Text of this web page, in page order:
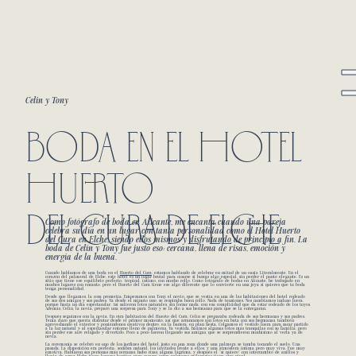
Celin y Tony
BODA EN EL HOTEL
HUERTO
DEL CURA DE ELCHE
Como fotógrafo de boda en Alicante, me encanta cuando una pareja
celebra su día en un lugar con tanta personalidad como el Hotel Huerto
del Cura en Elche, siendo ellos mismos y disfrutando de principio a fin. La
boda de Celín y Tony fue justo eso: cercana, llena de risas, emoción y
energía de la buena.
Cuando hablamos de una boda en el Huerto del Cura, estamos hablando de celebrar en mitad de un oasis. Literalmente. En el
corazón del palmeral de Elche, este hotel es un lugar brutal para casarse si buscas algo especial, sin perder el punto elegante. Es un
sitio que tiene ese equilibrio perfecto: tropical, íntimo, con mucho rollo. Como fotógrafo de bodas en Alicante, he trabajado en
muchos lugares con encanto, pero el Huerto del Cura tiene ese algo diferente que lo convierte en una joya si quieres que tu boda
tenga personalidad.
Desde que llegamos, la cosa prometía. Empezamos con Tony, el novio, que se vestía en una de las habitaciones del hotel rodeado
de sus dos amigos y sus padres. Ya desde el minuto uno, se respiraba buen rollo. Nada de tensiones. Nos cambiamos incluso fuera,
porque hacía un día espectacular. Así salieron fotos naturales, sin forzar nada, con esa complicidad que da estar rodeado de los tuyos.
Además, Celin, la novia, preparó una sorpresa para Tony y se la dio a sus hermanas para que se la entregaran.
Después seguimos con la novia. En otra habitación del Huerto del Cura, Celin se preparaba rodeada de sus hermanas y sus padres.
Tenía claro que quería disfrutar desde el primer momento, así que arrancamos con fotos en bata con sus hermanas, también
aprovechando el exterior y poniéndonos creativos dentro, en la bañera, en plan fiesta. Colgamos el vestido fuera para sacar partido
a la luz natural y al espectacular entorno lleno de palmeras. Ya vestida, hicimos algunas fotos más tranquilas con su familia, pero
sin perder ese aire relajado y divertido. Poco a poco fueron llegando sus amigas, que se sorprendieron muchísimo al verla ya de
novia.
La ceremonia se celebró en uno de los jardines del hotel, justo en una zona donde una palmera se tumba tocando el suelo. Una
pasada. La disposición era perfecta: sombra natural, los invitados frente a ellos, y una atmósfera íntima pero muy viva. Fue muy
emotiva. Hablaron sus personas más cercanas, hubo risas, alguna lágrima, y después el “sí quiero” con intercambio de anillos y